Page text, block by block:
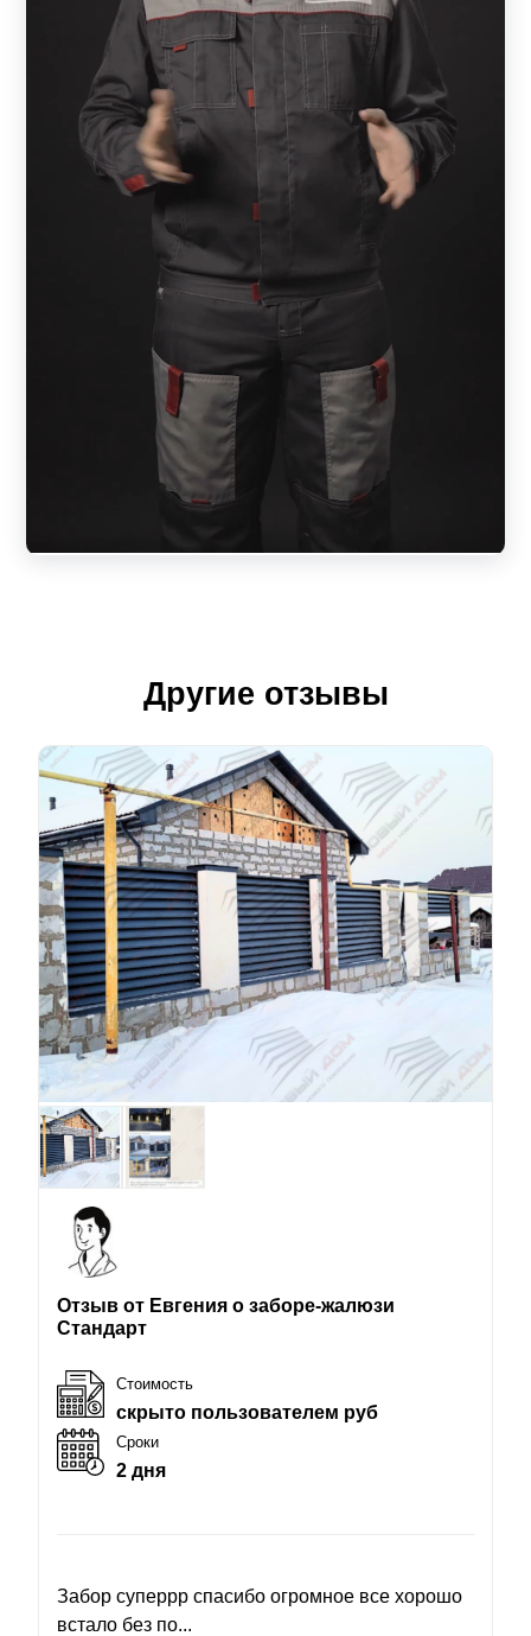
Другие отзывы
Отзыв от Евгения о заборе-жалюзи
Стандарт
Стоимость
скрыто пользователем руб
Сроки
2 дня
Забор суперрр спасибо огромное все хорошо
встало без по...